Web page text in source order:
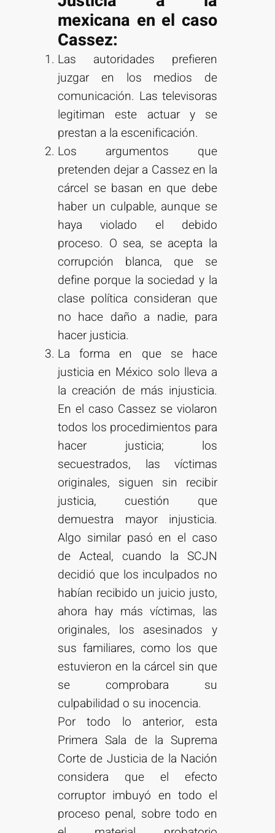
mexicana en el caso
Cassez:
Las autoridades prefieren
juzgar en los medios de
comunicación. Las televisoras
legitiman este actuar y se
prestan a la escenificación.
Los argumentos que
pretenden dejar a Cassez en la
cárcel se basan en que debe
haber un culpable, aunque se
haya violado el debido
proceso. O sea, se acepta la
corrupción blanca, que se
define porque la sociedad y la
clase política consideran que
no hace daño a nadie, para
hacer justicia.
La forma en que se hace
justicia en México solo lleva a
la creación de más injusticia.
En el caso Cassez se violaron
todos los procedimientos para
hacer justicia; los
secuestrados, las víctimas
originales, siguen sin recibir
justicia, cuestión que
demuestra mayor injusticia.
Algo similar pasó en el caso
de Acteal, cuando la SCJN
decidió que los inculpados no
habían recibido un juicio justo,
ahora hay más víctimas, las
originales, los asesinados y
sus familiares, como los que
estuvieron en la cárcel sin que
se comprobara su
culpabilidad o su inocencia.
Por todo lo anterior, esta
Primera Sala de la Suprema
Corte de Justicia de la Nación
considera que el efecto
corruptor imbuyó en todo el
proceso penal, sobre todo en